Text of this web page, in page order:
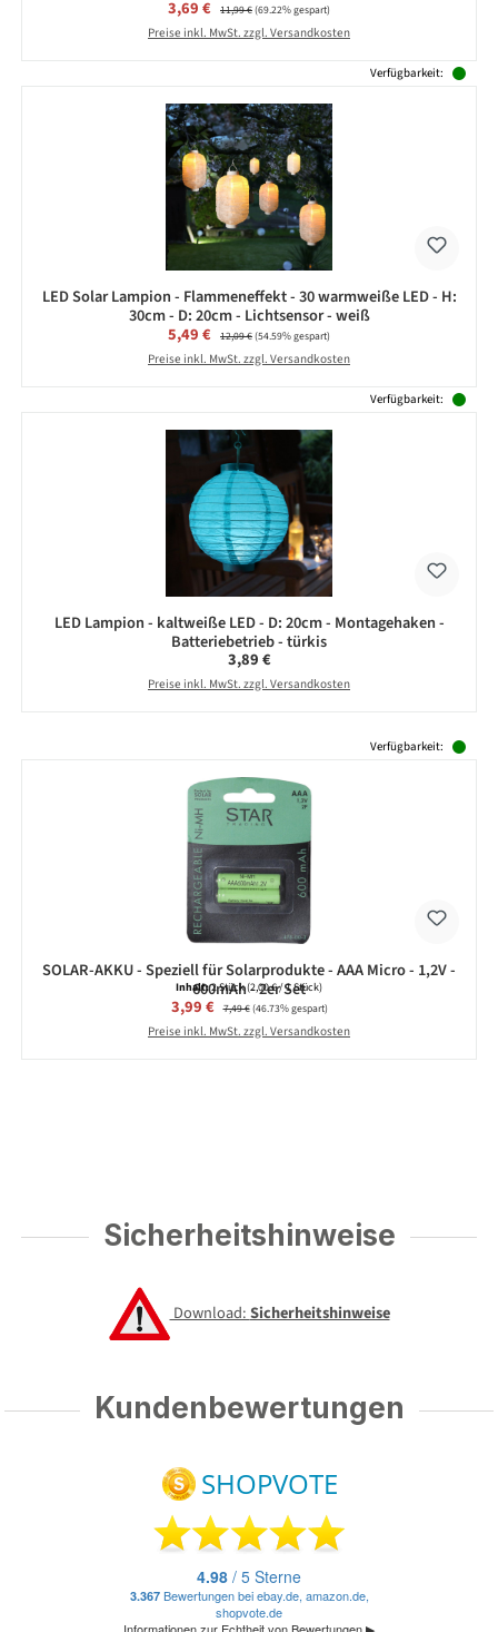
Verkaufspreis:
3,69 € Regulärer Preis:
11,99 €(69.22% gespart)
Preise inkl. MwSt. zzgl. Versandkosten
Verfügbarkeit:
LED Solar Lampion - Flammeneffekt - 30 warmweiße LED - H:
30cm - D: 20cm - Lichtsensor - weiß
Verkaufspreis:
5,49 € Regulärer Preis:
12,09 €(54.59% gespart)
Preise inkl. MwSt. zzgl. Versandkosten
Verfügbarkeit:
LED Lampion - kaltweiße LED - D: 20cm - Montagehaken -
Batteriebetrieb - türkis
Regulärer Preis:
3,89 €
Preise inkl. MwSt. zzgl. Versandkosten
Verfügbarkeit:
SOLAR-AKKU - Speziell für Solarprodukte - AAA Micro - 1,2V -
600mAh - 2er Set
Inhalt:2 Stück(2,00 € / 1 Stück)
Verkaufspreis:
3,99 € Regulärer Preis:
7,49 €(46.73% gespart)
Preise inkl. MwSt. zzgl. Versandkosten
Sicherheitshinweise
Download:Sicherheitshinweise
Kundenbewertungen